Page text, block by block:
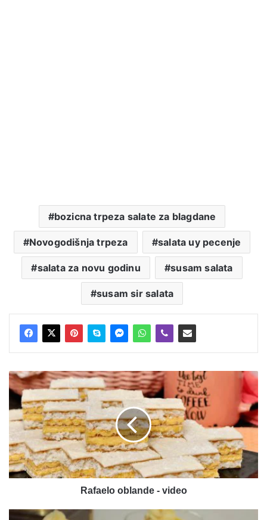
bozicna trpeza salate za blagdane
Novogodišnja trpeza salata uy pecenje
salata za novu godinu susam salata
susam sir salata
Rafaelo
oblande
video
Rafaelo oblande - video
Poslastičarski